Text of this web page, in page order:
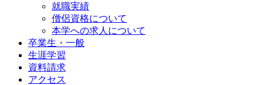
就職実績
僧侶資格について
本学への求人について
卒業生・一般
生涯学習
資料請求
アクセス